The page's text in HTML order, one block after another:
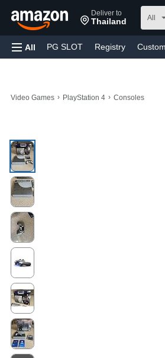
Deliver to
Thailand All
All PG SLOT Registry
Video Games › PlayStation 4 › Consoles